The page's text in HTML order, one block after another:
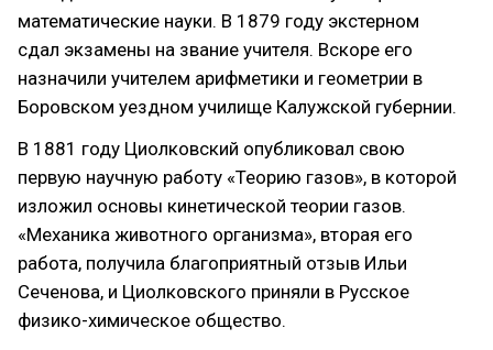
математические науки. В 1879 году экстерном
сдал экзамены на звание учителя. Вскоре его
назначили учителем арифметики и геометрии в
Боровском уездном училище Калужской губернии.
В 1881 году Циолковский опубликовал свою
первую научную работу «Теорию газов», в которой
изложил основы кинетической теории газов.
«Механика животного организма», вторая его
работа, получила благоприятный отзыв Ильи
Сеченова, и Циолковского приняли в Русское
физико-химическое общество.